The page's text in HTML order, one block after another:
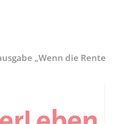
„Wenn die Rente